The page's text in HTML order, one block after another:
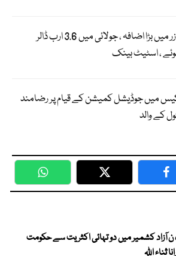
ترسیلات زر میں بڑا اضافہ ، جولائی میں 3.6 ارب ڈالر
، اسٹیٹ بینک
میں جوڈیشل کمیشن کے قیام پر رضامند
کے والد
WhatsApp Twitter
آزاد کشمیر میں دو تہائی اکثریت سے حکومت
ثناء اللہ